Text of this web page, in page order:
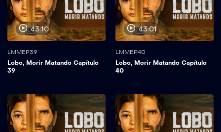
43:10
LMMEP39
Lobo, Morir Matando Capítulo
39
43:01
LMMEP40
Lobo, Morir Matando Capítulo
40